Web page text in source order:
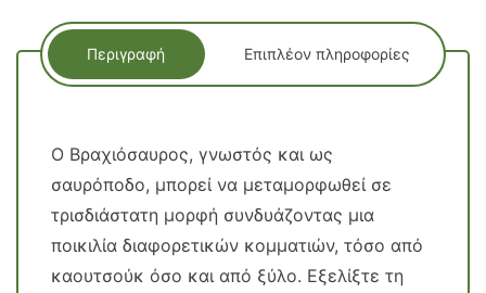
Περιγραφή Επιπλέον πληροφορίες
Ο Βραχιόσαυρος, γνωστός και ως
σαυρόποδο, μπορεί να μεταμορφωθεί σε
τρισδιάστατη μορφή συνδυάζοντας μια
ποικιλία διαφορετικών κομματιών, τόσο από
καουτσούκ όσο και από ξύλο. Εξελίξτε τη